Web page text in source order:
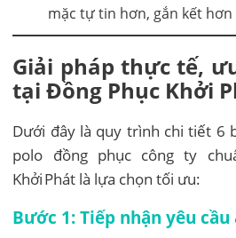
mặc tự tin hơn, gắn kết
Giải pháp thực tế,
tại Đồng Phục Khởi
Dưới đây là quy trình chi tiết 6
polo đồng phục công ty
Khởi Phát là lựa chọn tối ưu:
Bước 1: Tiếp nhận yêu